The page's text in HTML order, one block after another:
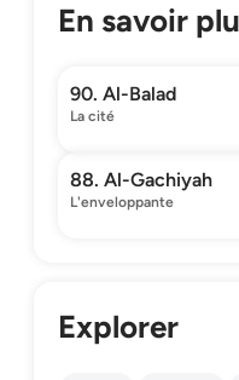
En savoir
90. Al-Balad
La cité
88. Al-Gachiyah
L'enveloppante
Explorer